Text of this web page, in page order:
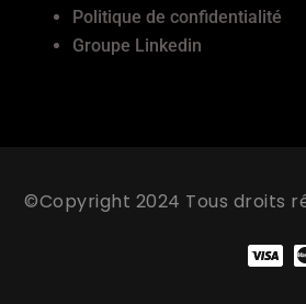
Politique de confidentialité
Groupe Linkedin
©Copyright 2024 Tous droits